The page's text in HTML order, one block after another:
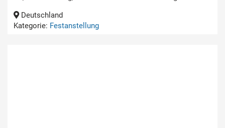
Deutschland
Kategorie: Festanstellung